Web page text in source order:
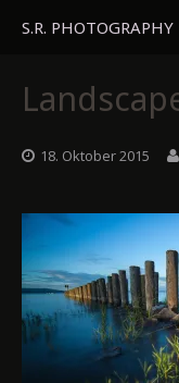
S.R. PHOTOGRAPHY
About
Blog
Gästebuch
18. Oktober 2015